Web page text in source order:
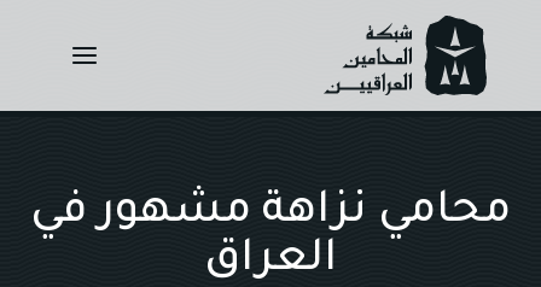
content
محامي نزاهة مشهور في
العراق